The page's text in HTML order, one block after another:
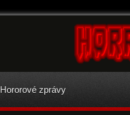
Hororové zprávy